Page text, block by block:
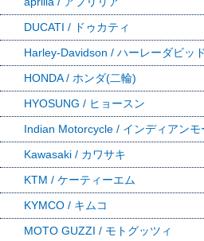
DUCATI / ドゥカティ
Harley-Davidson / ハーレーダビッ
HONDA / ホンダ(二輪)
HYOSUNG / ヒョースン
Indian Motorcycle / インディアン
Kawasaki / カワサキ
KTM / ケーティーエム
KYMCO / キムコ
MOTO GUZZI / モトグッツィ